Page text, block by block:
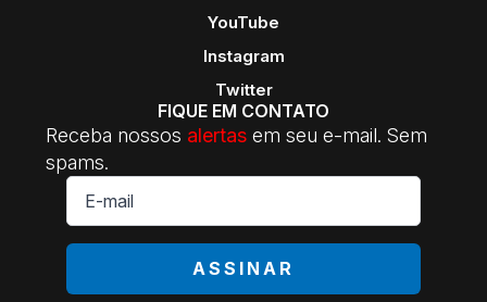
YouTube
Instagram
Twitter
FIQUE EM CONTATO
Receba nossos alertas em seu e-mail. Sem
spams.
E-
mail
ASSINAR